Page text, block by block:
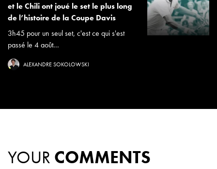
et le Chili ont joué le set le plus long
de l’histoire de la Coupe Davis
3h45 pour un seul set, c'est ce qui s'est
passé le 4 août...
ALEXANDRE SOKOLOWSKI
YOUR COMMENTS